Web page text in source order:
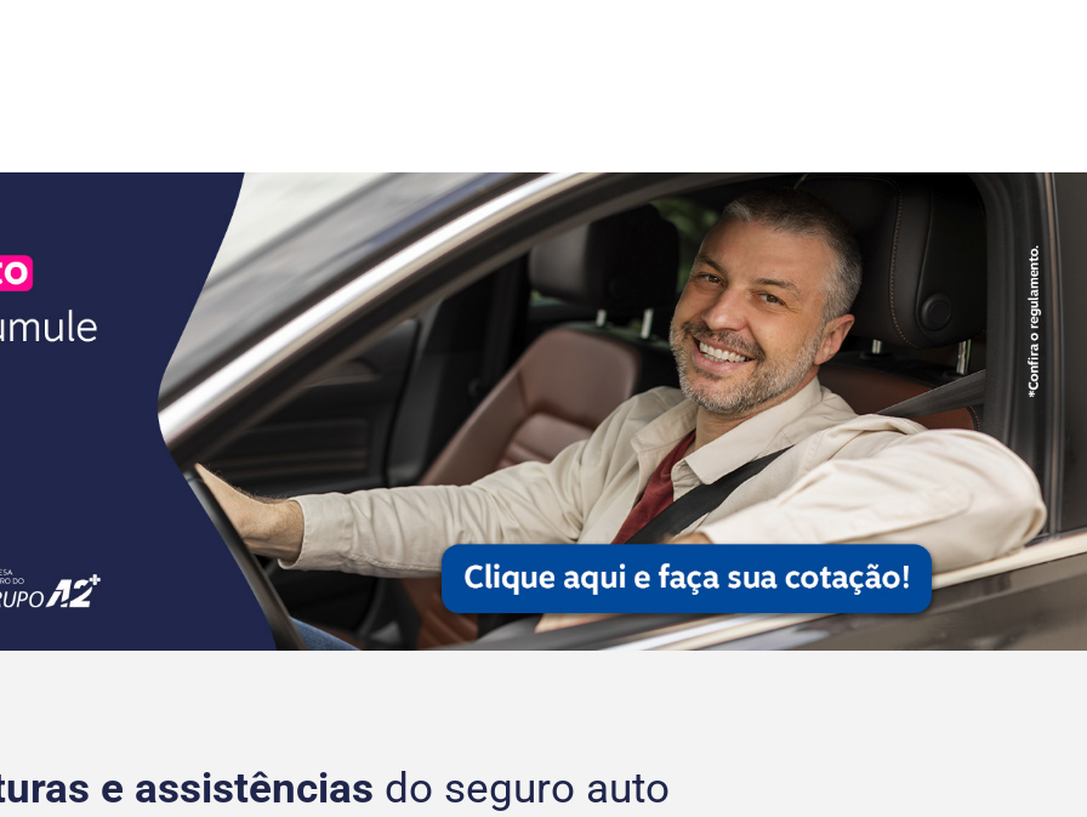
e assistências do seguro auto